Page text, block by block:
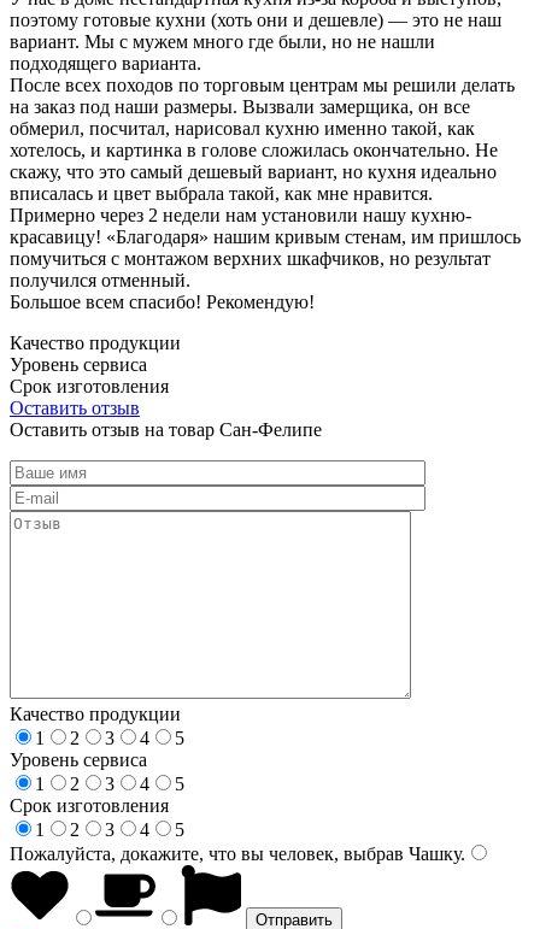
поэтому готовые кухни (хоть они и дешевле) — это не наш
вариант. Мы с мужем много где были, но не нашли
подходящего варианта.
После всех походов по торговым центрам мы решили делать
на заказ под наши размеры. Вызвали замерщика, он все
обмерил, посчитал, нарисовал кухню именно такой, как
хотелось, и картинка в голове сложилась окончательно. Не
скажу, что это самый дешевый вариант, но кухня идеально
вписалась и цвет выбрала такой, как мне нравится.
Примерно через 2 недели нам установили нашу кухню-
красавицу! «Благодаря» нашим кривым стенам, им пришлось
помучиться с монтажом верхних шкафчиков, но результат
получился отменный.
Большое всем спасибо! Рекомендую!
Качество продукции
Уровень сервиса
Срок изготовления
Оставить отзыв
Оставить отзыв на товар Сан-Фелипе
Качество продукции
1
2 3 4
5
Уровень сервиса
1
2 3 4
5
Срок изготовления
1
2 3 4
5
Пожалуйста, докажите, что вы человек, выбрав Чашку.